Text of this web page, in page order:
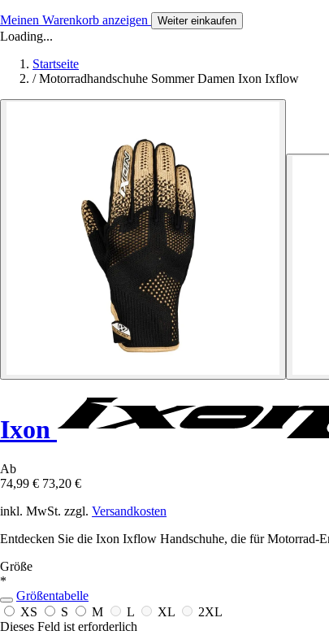
Meinen Warenkorb anzeigen Weiter einkaufen
Loading...
Startseite
/ Motorradhandschuhe Sommer Damen Ixon Ixflow
Ixon
Ab
74,99 € 73,20 €
inkl. MwSt. zzgl. Versandkosten
Entdecken Sie die Ixon Ixflow Handschuhe, die für Motorrad-
Größe
*
Größentabelle
XS
S M L XL
2XL
Dieses Feld ist erforderlich